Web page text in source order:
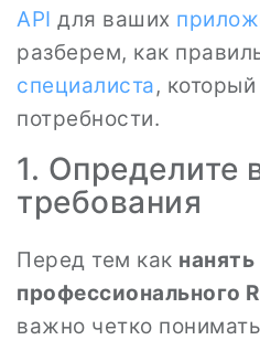
API для ваших
разберем, как
специалиста,
потребности.
1. Определите
требования
Перед тем как нанять
профессионального
важно четко